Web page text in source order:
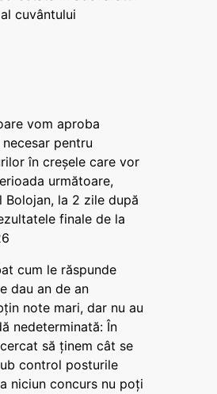
cuvântului
vom aproba
pentru
în creșele care vor
următoare,
Bolojan, la 2 zile după
finale de la
cum le răspunde
dau an de an
note mari, dar nu au
nedeterminată: În
să ținem cât se
control posturile
niciun concurs nu poți